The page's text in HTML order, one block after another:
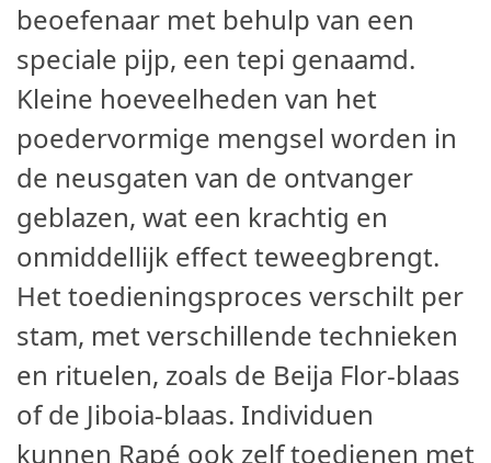
beoefenaar met behulp van een
speciale pijp, een tepi genaamd.
Kleine hoeveelheden van het
poedervormige mengsel worden in
de neusgaten van de ontvanger
geblazen, wat een krachtig en
onmiddellijk effect teweegbrengt.
Het toedieningsproces verschilt per
stam, met verschillende technieken
en rituelen, zoals de Beija Flor-blaas
of de Jiboia-blaas. Individuen
kunnen Rapé ook zelf toedienen met